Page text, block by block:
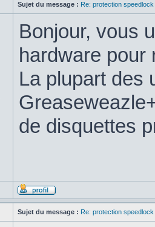
Sujet du message : Re: protection
Bonjour, vous
hardware pour
La plupart des
de disquettes
Sujet du message : Re: protection